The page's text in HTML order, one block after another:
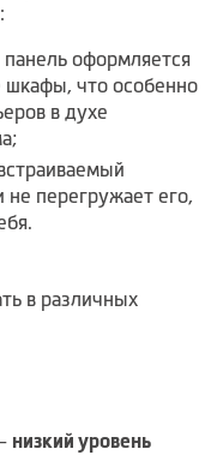
оформляется
шкафы, что особенно
в духе
не перегружает его,
в различных
низкий уровень